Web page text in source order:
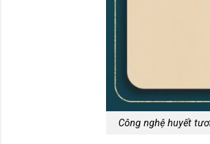
Công nghệ huyết